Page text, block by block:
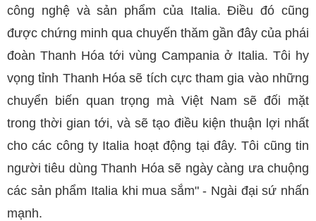
công nghệ và sản phẩm của Italia. Điều đó cũng
được chứng minh qua chuyến thăm gần đây của phái
đoàn Thanh Hóa tới vùng Campania ở Italia. Tôi hy
vọng tỉnh Thanh Hóa sẽ tích cực tham gia vào những
chuyển biến quan trọng mà Việt Nam sẽ đối mặt
trong thời gian tới, và sẽ tạo điều kiện thuận lợi nhất
cho các công ty Italia hoạt động tại đây. Tôi cũng tin
người tiêu dùng Thanh Hóa sẽ ngày càng ưa chuộng
các sản phẩm Italia khi mua sắm" - Ngài đại sứ nhấn
mạnh.